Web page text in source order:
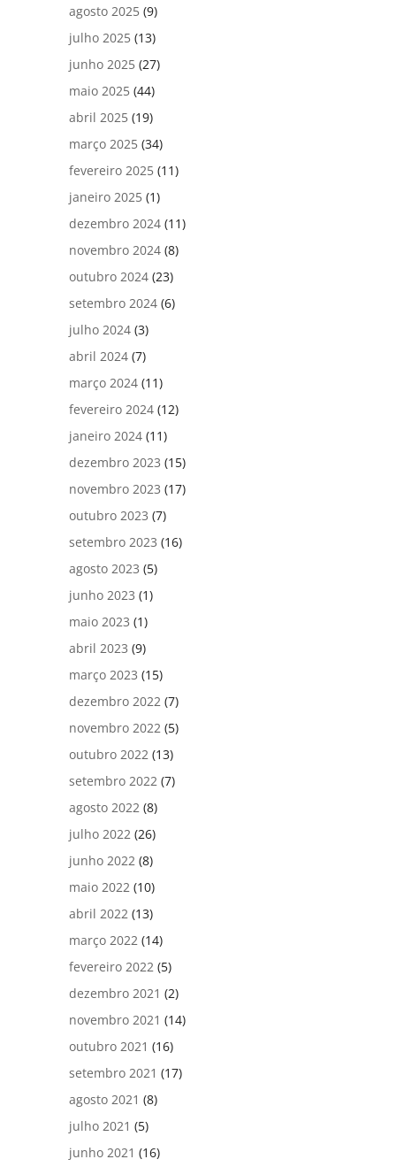
agosto 2025 (9)
julho 2025 (13)
junho 2025 (27)
maio 2025 (44)
abril 2025 (19)
março 2025 (34)
fevereiro 2025 (11)
janeiro 2025 (1)
dezembro 2024 (11)
novembro 2024 (8)
outubro 2024 (23)
setembro 2024 (6)
julho 2024 (3)
abril 2024 (7)
março 2024 (11)
fevereiro 2024 (12)
janeiro 2024 (11)
dezembro 2023 (15)
novembro 2023 (17)
outubro 2023 (7)
setembro 2023 (16)
agosto 2023 (5)
junho 2023 (1)
maio 2023 (1)
abril 2023 (9)
março 2023 (15)
dezembro 2022 (7)
novembro 2022 (5)
outubro 2022 (13)
setembro 2022 (7)
agosto 2022 (8)
julho 2022 (26)
junho 2022 (8)
maio 2022 (10)
abril 2022 (13)
março 2022 (14)
fevereiro 2022 (5)
dezembro 2021 (2)
novembro 2021 (14)
outubro 2021 (16)
setembro 2021 (17)
agosto 2021 (8)
julho 2021 (5)
junho 2021 (16)